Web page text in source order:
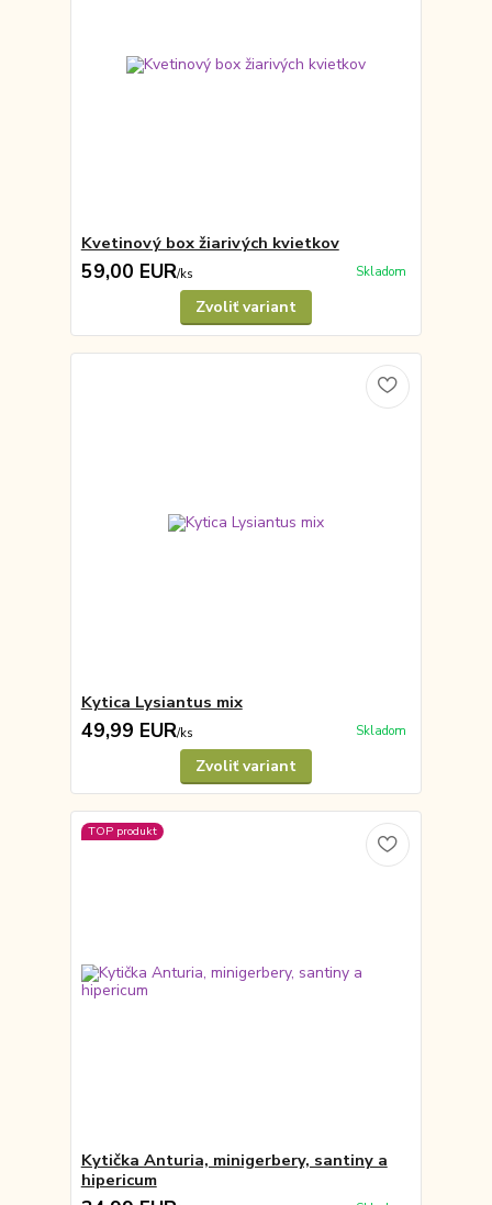
Kvetinový box žiarivých kvietkov
59,00 EUR/ks Skladom
Zvoliť variant
Kytica Lysiantus mix
49,99 EUR/ks Skladom
Zvoliť variant
TOP produkt
Kytička Anturia, minigerbery, santiny a
hipericum